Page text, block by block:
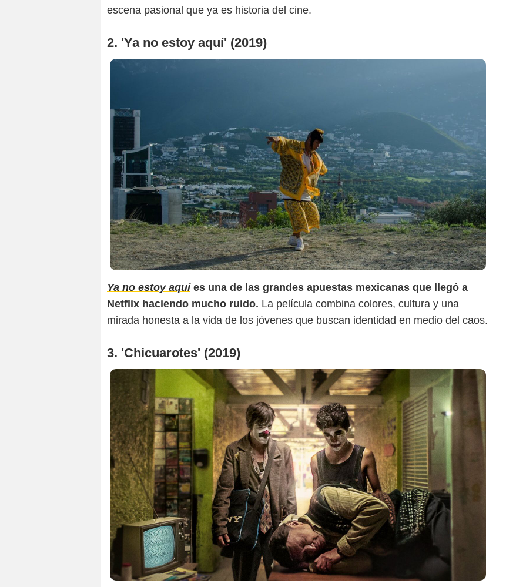
escena pasional que ya es historia del cine.
2. 'Ya no estoy aquí' (2019)
Ya no estoy aquíes una de las grandes apuestas mexicanas que llegó a
Netflix haciendo mucho ruido. La película combina colores, cultura y una
mirada honesta a la vida de los jóvenes que buscan identidad en medio del caos.
3. 'Chicuarotes' (2019)
Netflix
Netflix